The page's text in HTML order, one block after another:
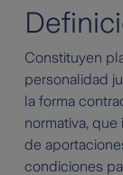
Constituyen
personalidad
la forma
normativa,
de
condiciones